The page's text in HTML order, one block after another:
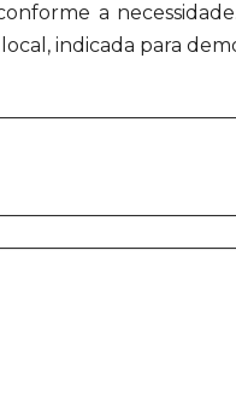
a
indicada para